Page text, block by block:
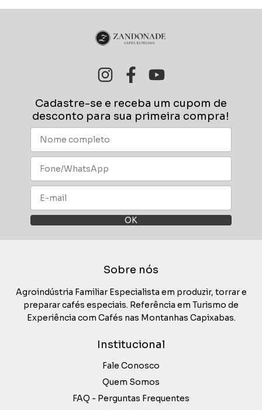
Cadastre-se e receba um cupom de
desconto para sua primeira compra!
Sobre nós
Agroindústria Familiar Especialista em produzir, torrar e
preparar cafés especiais. Referência em Turismo de
Experiência com Cafés nas Montanhas Capixabas.
Institucional
Fale Conosco
Quem Somos
FAQ - Perguntas Frequentes